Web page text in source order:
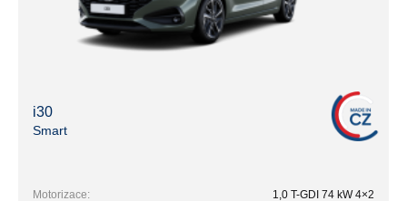
i30
Smart
Motorizace: 1,0 T-GDI 74 kW 4×2